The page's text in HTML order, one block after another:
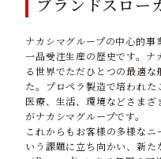
ナカシマグループの中心的事
一品受注生産の歴史です。ナ
る世界でただひとつの最適
た。プロペラ製造で培われ
医療、生活、環境などさま
がナカシマグループです。
これからもお客様の多様なニ
いう課題に立ち向かい、新